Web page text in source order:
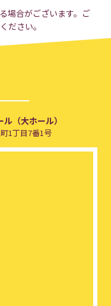
場合がございます。ご
ださい。
（大ホール）
1丁目7番1号